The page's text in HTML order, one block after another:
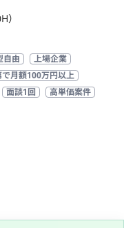
）
自由
上場企業
で月額100万円以上
面談1回 高単価案件